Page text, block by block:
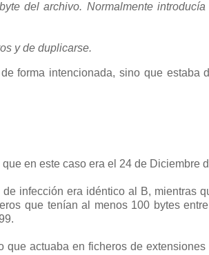
del archivo. Normalmente
y de duplicarse.
forma intencionada, sino que estaba
en este caso era el 24 de Diciembre
infección era idéntico al B, mientras
que tenían al menos 100 bytes
actuaba en ficheros de extensiones